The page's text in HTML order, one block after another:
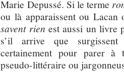
Marie Depussé. Si le terme
ou là apparaissent ou
savent rien est aussi un livre
s’il arrive que
certainement pour parer
pseudo-littéraire ou